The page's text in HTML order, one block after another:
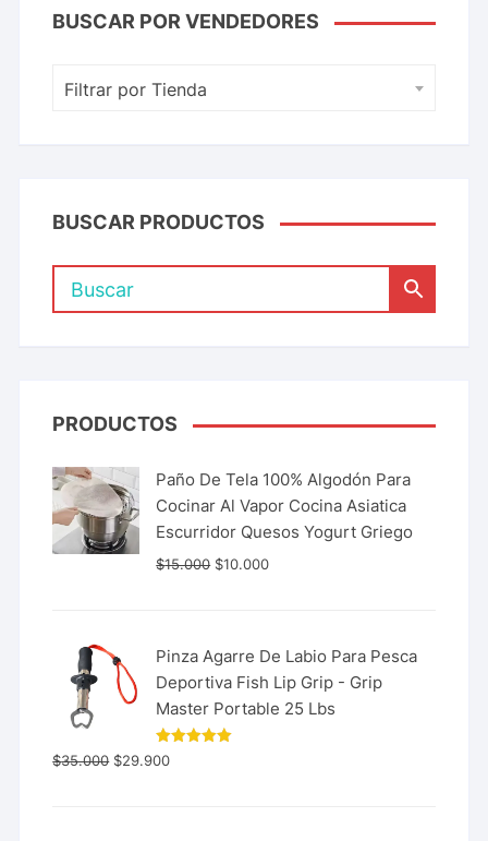
BUSCAR POR VENDEDORES
Filtrar por Tienda
BUSCAR PRODUCTOS
PRODUCTOS
Paño De Tela 100% Algodón Para
Cocinar Al Vapor Cocina Asiatica
Escurridor Quesos Yogurt Griego
$15.000 $10.000
Pinza Agarre De Labio Para Pesca
Deportiva Fish Lip Grip - Grip
Master Portable 25 Lbs
Valorado
con
$35.000 $29.900